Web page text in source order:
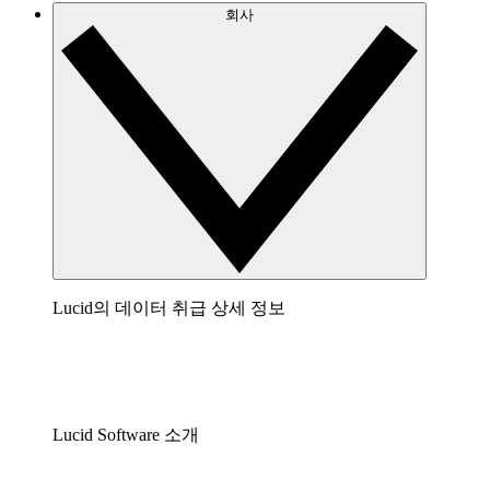
회사
Lucid의 데이터 취급 상세 정보
Lucid Software 소개